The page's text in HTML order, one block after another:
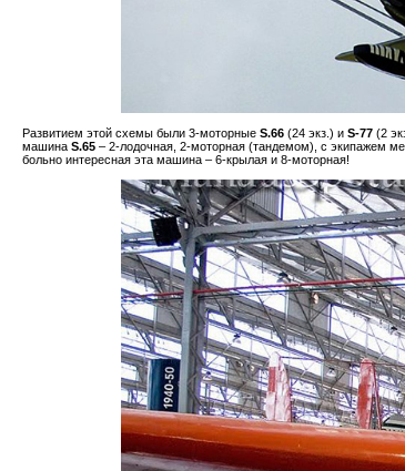
Развитием этой схемы были 3-моторныеS.66 (24 экз.) иS-77 (2
машинаS.65 – 2-лодочная, 2-моторная (тандемом), с экипажем
больно интересная эта машина – 6-крылая и 8-моторная!